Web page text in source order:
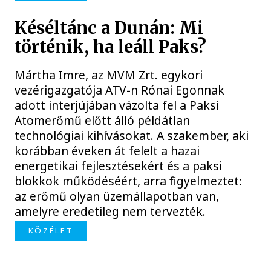
Késéltánc a Dunán: Mi
történik, ha leáll Paks?
Mártha Imre, az MVM Zrt. egykori
vezérigazgatója ATV-n Rónai Egonnak
adott interjújában vázolta fel a Paksi
Atomerőmű előtt álló példátlan
technológiai kihívásokat. A szakember, aki
korábban éveken át felelt a hazai
energetikai fejlesztésekért és a paksi
blokkok működéséért, arra figyelmeztet:
az erőmű olyan üzemállapotban van,
amelyre eredetileg nem tervezték.
KÖZÉLET